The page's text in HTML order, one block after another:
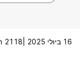
16 ביולי 2025 | 2118 תצוגות |